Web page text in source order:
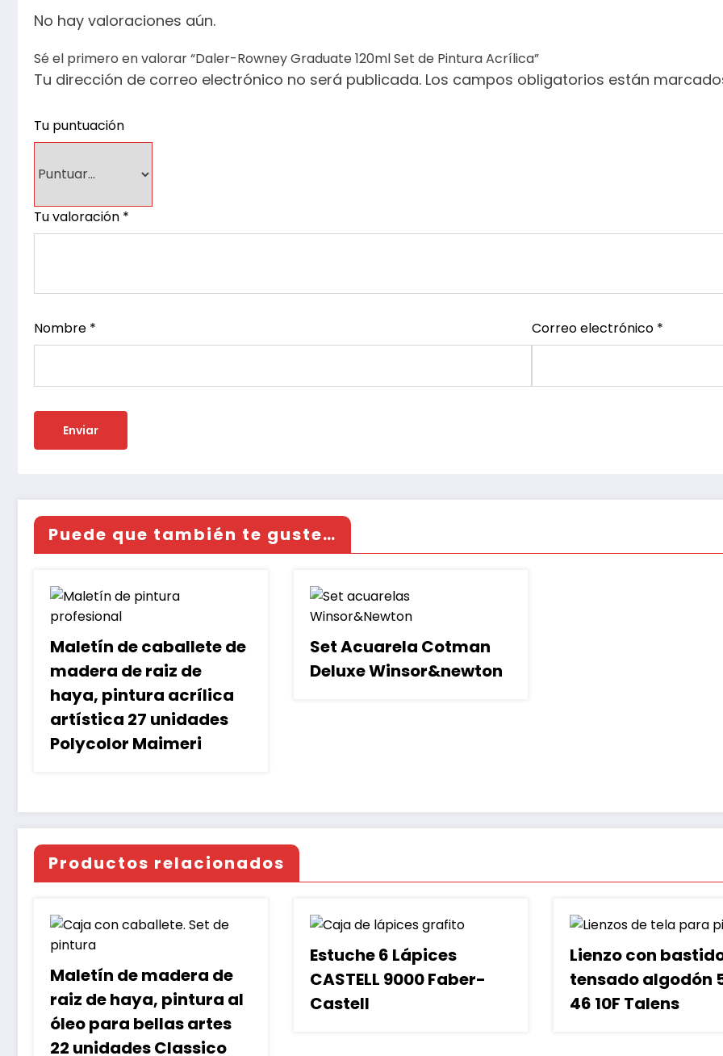
No hay valoraciones aún.
Sé el primero en valorar “Daler-Rowney Graduate 120ml Set de Pintura Acrílica”
Tu dirección de correo electrónico no será publicada. Los campos obligatorios están
Tu puntuación
Tu valoración *
Nombre * Correo electrónico *
Puede que también te guste…
Maletín de caballete de
madera de raiz de
haya, pintura acrílica
artística 27 unidades
Polycolor Maimeri
Set Acuarela Cotman
Deluxe Winsor&newton
Productos relacionados
Maletín de madera de
raiz de haya, pintura al
óleo para bellas artes
22 unidades Classico
Estuche 6 Lápices
CASTELL 9000 Faber-
Castell
Lienzo con
tensado algodón
46 10F Talens